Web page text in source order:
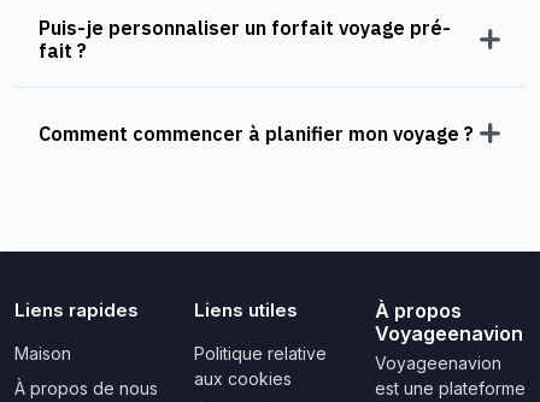
Puis-je personnaliser un forfait voyage pré-
fait ?
Comment commencer à planifier mon voyage ?
Liens rapides
Maison
À propos de nous
Liens utiles
Politique relative
aux cookies
À propos
Voyageenavion
Voyageenavion
est une plateforme